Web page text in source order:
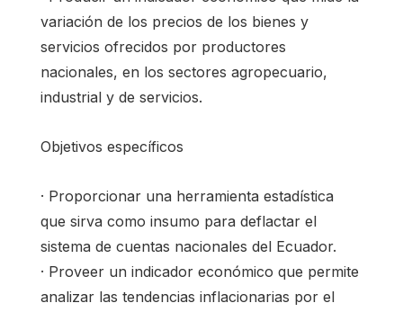
variación de los precios de los bienes y
servicios ofrecidos por productores
nacionales, en los sectores agropecuario,
industrial y de servicios.
Objetivos específicos
· Proporcionar una herramienta estadística
que sirva como insumo para deflactar el
sistema de cuentas nacionales del Ecuador.
· Proveer un indicador económico que permite
analizar las tendencias inflacionarias por el